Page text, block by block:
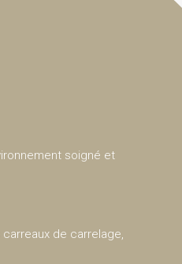
soigné et
de carrelage,